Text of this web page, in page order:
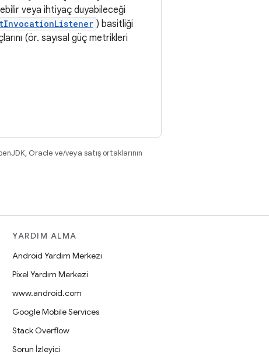
veya ihtiyaç duyabileceği
) basitliği
(ör. sayısal güç metrikleri
Oracle ve/veya satış ortaklarının
YARDIM ALMA
Android Yardım Merkezi
Pixel Yardım Merkezi
www.android.com
Google Mobile Services
Stack Overflow
Sorun İzleyici